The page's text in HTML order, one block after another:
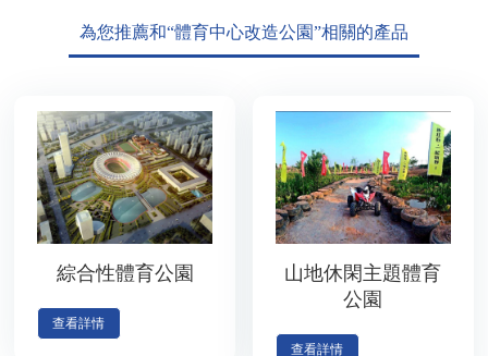
為您推薦和“體育中心改造公園”相關的產品
綜合性體育公園
查看詳情
山地休閑主題體育
公園
查看詳情